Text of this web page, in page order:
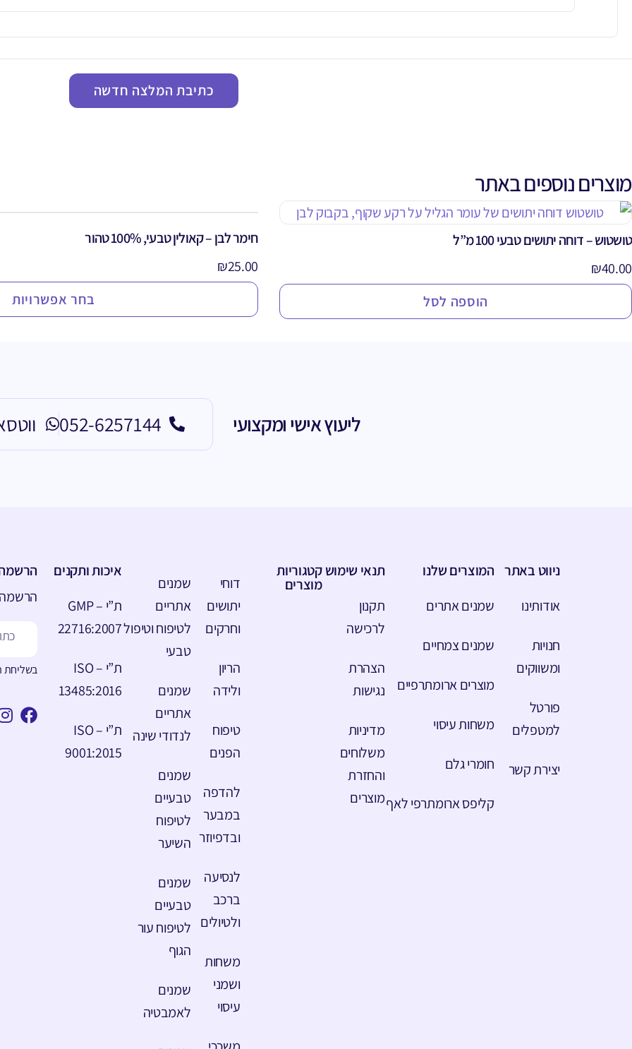
כתיבת המלצה חדשה
מוצרים נוספים באתר
טושטוש – דוחה יתושים טבעי 100 מ”ל
₪40.00
הוספה לסל
חימר לבן – קאולין טבעי, 100% טהור
₪25.00
בחר אפשרויות
ליעוץ אישי ומקצועי 052-6257144
ניווט באתר
אודותינו
חנויות
ומשווקים
פורטל
למטפלים
יצירת קשר
המוצרים שלנו
שמנים אתרים
שמנים צמחיים
מוצרים ארומתרפיים
משחות עיסוי
חומרי גלם
קליפס ארומתרפי לאף
תנאי שימוש
תקנון
לרכישה
הצהרת
נגישות
מדיניות
משלוחים
והחזרת
מוצרים
קטגוריות
מוצרים
דוחי
יתושים
וחרקים
הריון
ולידה
טיפוח
הפנים
להדפה
במבער
ובדפיוזר
לנסיעה
ברכב
ולטיולים
משחות
ושמני
עיסוי
שמנים
אתריים
לטיפוח וטיפול
טבעי
שמנים
אתריים
לנדודי שינה
שמנים
טבעיים
לטיפוח
השיער
שמנים
טבעיים
לטיפוח עור
הגוף
שמנים
לאמבטיה
איכות ותקנים
ת”י – GMP
22716:2007
ת”י – ISO
13485:2016
ת”י – ISO
9001:2015
הרשמה
הרשמה
בשליחת